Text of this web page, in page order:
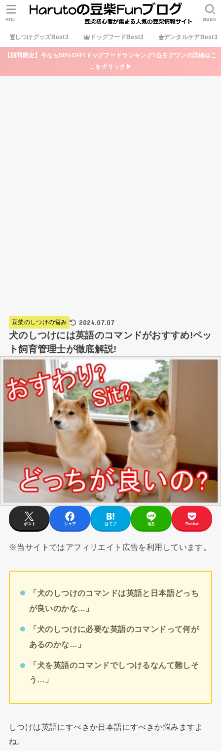
しつけグッズBest3 ドッグフードBest3 デンタルケアBest3
SEARCH
MENU
【期間限定】今なら50%OFF!ドッグフードランキング1位モグワンの詳細はこ
こをクリック▶
豆柴のしつけの悩み 2024.07.07
犬のしつけには英語のコマンドがおすすめ!ペッ
ト飼育管理士が徹底解説!
ポスト シェア はてブ 送る Pocket
※当サイトではアフィリエイト広告を利用しています。
「犬のしつけのコマンドは英語と日本語どっち
が良いのかな…」
「犬のしつけに必要な英語のコマンドって何が
あるのかな…」
「犬を英語のコマンドでしつけるなんて難しそ
う…」
しつけは英語にすべきか日本語にすべきか悩みますよ
ね。